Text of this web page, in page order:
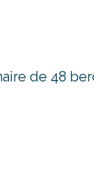
de 48